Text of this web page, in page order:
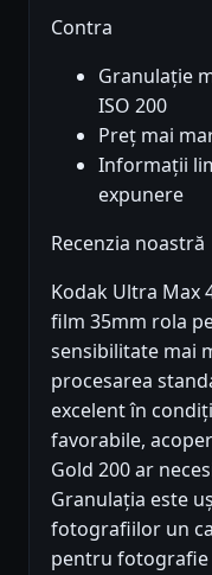
Contra
Granulație
ISO 200
Preț mai
Informații
expunere
Recenzia noastră
Kodak Ultra Max
film 35mm rola
sensibilitate mai
procesarea
excelent în
favorabile,
Gold 200 ar
Granulația este
fotografiilor un
pentru fotografie